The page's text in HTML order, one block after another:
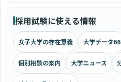
採用試験に使える情報
女子大学の存在意義 大学データ66
個別相談の案内 大学ニュース